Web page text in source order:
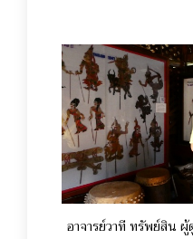
อาจารย์วาที ทรัพย์สิน